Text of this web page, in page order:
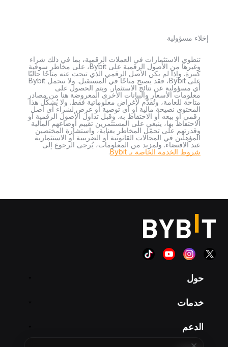
إخلاء مسؤولية
تنطوي الاستثمارات في العملات الرقمية، بما في ذلك شراء
وغيرها من الأصول الرقمية على Bybit، على مخاطر سوقية
كبيرة. وإذا لم يكن الأصل الرقمي الذي تبحث عنه متاحًا حاليًا
على Bybit، فقد يصبح متاحًا في المستقبل. ولا تتحمل Bybit
أي مسؤولية عن نتائج الاستثمار. ويتم الحصول على
معلومات الأسعار والبيانات الأخرى المعروضة هنا من مصادر
متاحة للعامة، وتُقدَّم لأغراض معلوماتية فقط. ولا يُشكّل هذا
المحتوى نصيحة مالية أو أي توصية أو عرض لشراء أي أصل
رقمي أو بيعه أو الاحتفاظ به. وقبل تداول الأصول الرقمية أو
الاحتفاظ بها، ينبغي على المستثمرين تقييم أوضاعهم المالية
وقدرتهم على تحمّل المخاطر بعناية، واستشارة المختصين
المؤهلين في المجالات القانونية أو الضريبية أو الاستثمارية
عند الاقتضاء. ولمزيد من المعلومات، يُرجى الرجوع إلى
شروط الخدمة الخاصة بـ Bybit
.
حول
خدمات
الدعم